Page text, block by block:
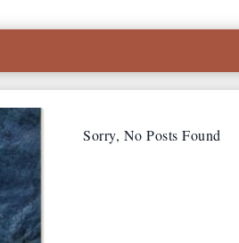
Sorry, No Posts Found